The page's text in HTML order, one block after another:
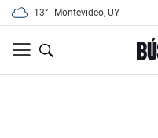
13° Montevideo, UY